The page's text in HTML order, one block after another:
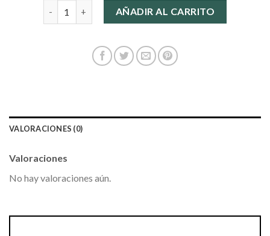
bolsos amazon cantidadAÑADIR AL CARRITO
VALORACIONES (0)
Valoraciones
No hay valoraciones aún.